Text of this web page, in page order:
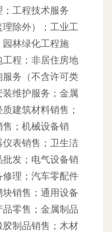
工程技术服务
理除外）；工业工
林绿化工程施
程；非居住房地
务（不含许可类
维护服务；金属
建筑材料销售；
；机械设备销
表销售；卫生洁
发；电气设备销
理；汽车零配件
销售；通用设备
零售；金属制品
制品销售；木材